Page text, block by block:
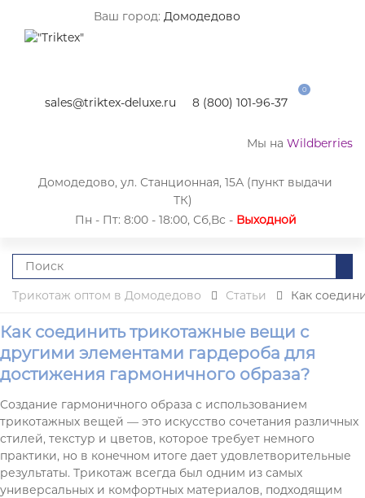
Ваш город: Домодедово
0
8 (800) 101-96-37
sales@triktex-deluxe.ru
Мы на Wildberries
Домодедово, ул. Станционная, 15А (пункт выдачи
ТК)
Пн - Пт: 8:00 - 18:00, Сб,Вс - Выходной
Трикотаж оптом в Домодедово Статьи Как
Как соединить трикотажные вещи с
другими элементами гардероба для
достижения гармоничного образа?
Создание гармоничного образа с использованием
трикотажных вещей — это искусство сочетания различных
стилей, текстур и цветов, которое требует немного
практики, но в конечном итоге дает удовлетворительные
результаты. Трикотаж всегда был одним из самых
универсальных и комфортных материалов, подходящим